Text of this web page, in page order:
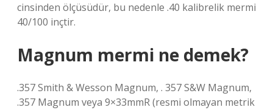
cinsinden ölçüsüdür, bu nedenle .40 kalibrelik mermi
40/100 inçtir.
Magnum mermi ne demek?
.357 Smith & Wesson Magnum, . 357 S&W Magnum,
.357 Magnum veya 9×33mmR (resmi olmayan metrik